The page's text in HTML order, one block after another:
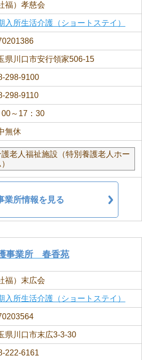
福）孝慈会
入所生活介護（ショートステイ）
県川口市安行領家506-15
298-9100
298-9110
～17：30
無休
護老人福祉施設（特別養護老人ホー
業所情報を見る
事業所 春香苑
福）末広会
入所生活介護（ショートステイ）
県川口市末広3-3-30
222-6161